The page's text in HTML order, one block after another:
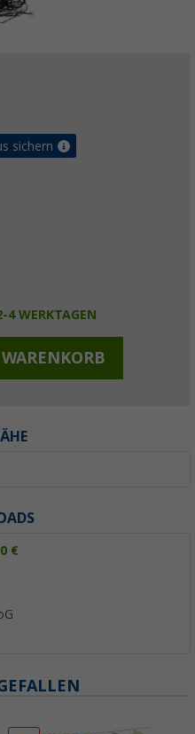
sichern
4 WERKTAGEN
€